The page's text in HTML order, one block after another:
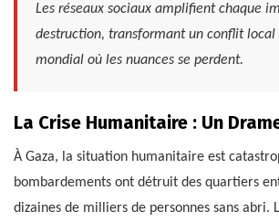
Les réseaux sociaux amplifient chaque
destruction, transformant un conflit local
mondial où les nuances se perdent.
La Crise Humanitaire : Un
À Gaza, la situation humanitaire est
bombardements ont détruit des quartiers
dizaines de milliers de personnes sans abri.